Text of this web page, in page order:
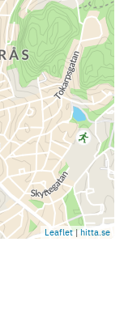
Leaflet | hitta.se